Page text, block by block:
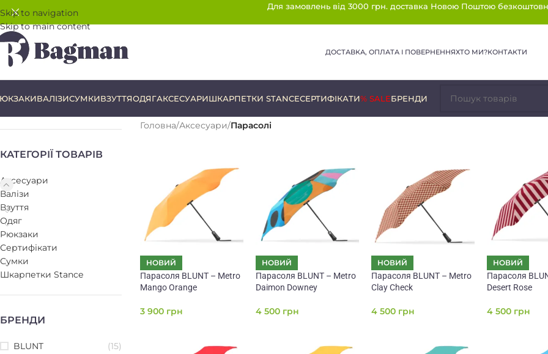
Skip to navigation
Skip to main content
Для замовлень від 3000 грн. доставка Новою Поштою
ДОСТАВКА, ОПЛАТА І ПОВЕРНЕННЯХТО МИ?КОНТАКТИ
ВАЛІЗИСУМКИВЗУТТЯОДЯГАКСЕСУАРИШКАРПЕТКИ STANCEСЕРТИФІКАТИ% SALEБРЕНДИ
КАТЕГОРІЇ ТОВАРІВ
Аксесуари
Валізи
Взуття
Одяг
Рюкзаки
Сертифікати
Сумки
Шкарпетки Stance
БРЕНДИ
BLUNT (15)
Головна/Аксесуари/Парасолі
НОВИЙ
Парасоля BLUNT – Metro
Mango Orange
3 900 грн
НОВИЙ
Парасоля BLUNT – Metro
Daimon Downey
4 500 грн
НОВИЙ
Парасоля BLUNT – Metro
Clay Check
4 500 грн
НОВИЙ
Парасоля
Desert Rose
4 500 грн